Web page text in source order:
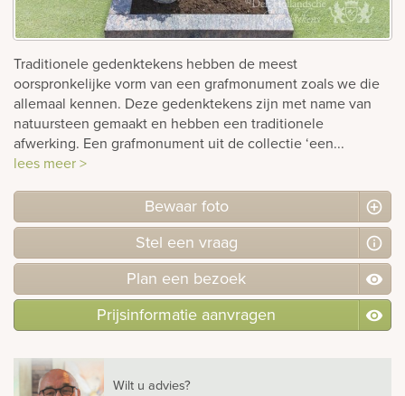
Traditionele gedenktekens hebben de meest
oorspronkelijke vorm van een grafmonument zoals we die
allemaal kennen. Deze gedenktekens zijn met name van
natuursteen gemaakt en hebben een traditionele
afwerking. Een grafmonument uit de collectie ‘een...
lees meer >
Bewaar foto
Stel een vraag
Plan een bezoek
Prijsinformatie aanvragen
Wilt u advies?